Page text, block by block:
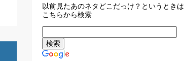
以前見たあのネタどこだっけ？というときは
こちらから検索